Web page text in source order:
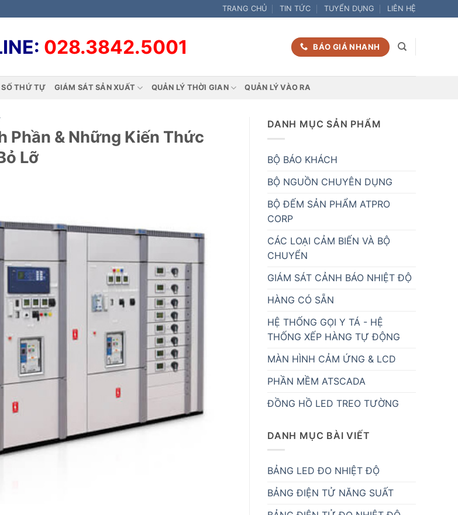
TRANG CHỦ TIN TỨC TUYỂN DỤNG LIÊN HỆ
028.3842.5001 BÁO GIÁ NHANH
SỐ THỨ TỰ GIÁM SÁT SẢN XUẤT QUẢN LÝ THỜI GIAN QUẢN LÝ VÀO RA
Phần & Những Kiến Thức
Lỡ
DANH MỤC SẢN PHẨM
BỘ BÁO KHÁCH
BỘ NGUỒN CHUYÊN DỤNG
BỘ ĐẾM SẢN PHẨM ATPRO
CORP
CÁC LOẠI CẢM BIẾN VÀ BỘ
CHUYỂN
GIÁM SÁT CẢNH BÁO NHIỆT ĐỘ
HÀNG CÓ SẴN
HỆ THỐNG GỌI Y TÁ - HỆ
THỐNG XẾP HÀNG TỰ ĐỘNG
MÀN HÌNH CẢM ỨNG & LCD
PHẦN MỀM ATSCADA
ĐỒNG HỒ LED TREO TƯỜNG
DANH MỤC BÀI VIẾT
BẢNG LED ĐO NHIỆT ĐỘ
BẢNG ĐIỆN TỬ NĂNG SUẤT